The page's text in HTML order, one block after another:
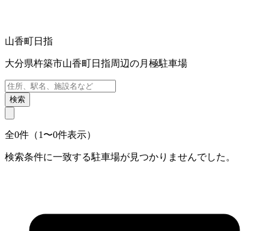
山香町日指
大分県杵築市山香町日指周辺の月極駐車場
検索
全0件（1〜0件表示）
検索条件に一致する駐車場が見つかりませんでした。